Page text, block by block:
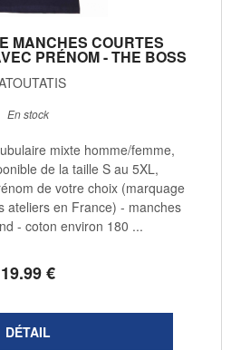
MANCHES COURTES
PRÉNOM - THE BOSS
19.99€
En stock
mixte homme/femme,
de la taille S au 5XL,
de votre choix (marquage
ateliers en France) - manches
- coton environ 180 ...